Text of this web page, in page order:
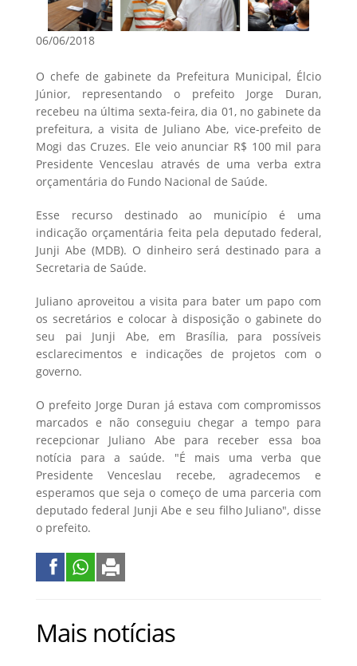
06/06/2018
O chefe de gabinete da Prefeitura Municipal, Élcio
Júnior, representando o prefeito Jorge Duran,
recebeu na última sexta-feira, dia 01, no gabinete da
prefeitura, a visita de Juliano Abe, vice-prefeito de
Mogi das Cruzes. Ele veio anunciar R$ 100 mil para
Presidente Venceslau através de uma verba extra
orçamentária do Fundo Nacional de Saúde.
Esse recurso destinado ao município é uma
indicação orçamentária feita pela deputado federal,
Junji Abe (MDB). O dinheiro será destinado para a
Secretaria de Saúde.
Juliano aproveitou a visita para bater um papo com
os secretários e colocar à disposição o gabinete do
seu pai Junji Abe, em Brasília, para possíveis
esclarecimentos e indicações de projetos com o
governo.
O prefeito Jorge Duran já estava com compromissos
marcados e não conseguiu chegar a tempo para
recepcionar Juliano Abe para receber essa boa
notícia para a saúde. "É mais uma verba que
Presidente Venceslau recebe, agradecemos e
esperamos que seja o começo de uma parceria com
deputado federal Junji Abe e seu filho Juliano", disse
o prefeito.
Mais notícias